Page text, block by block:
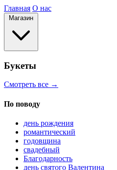
Главная О нас
Магазин
Букеты
Смотреть все →
По поводу
день рождения
романтический
годовщина
свадебный
Благодарность
день святого Валентина